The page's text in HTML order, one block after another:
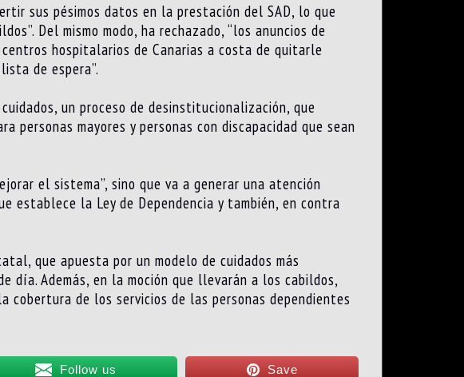
sus pésimos datos en la prestación del SAD, lo que
Del mismo modo, ha rechazado, “los anuncios de
hospitalarios de Canarias a costa de quitarle
de espera”.
un proceso de desinstitucionalización, que
mayores y personas con discapacidad que sean
el sistema”, sino que va a generar una atención
establece la Ley de Dependencia y también, en contra
que apuesta por un modelo de cuidados más
Además, en la moción que llevarán a los cabildos,
cobertura de los servicios de las personas dependientes
Follow us Save